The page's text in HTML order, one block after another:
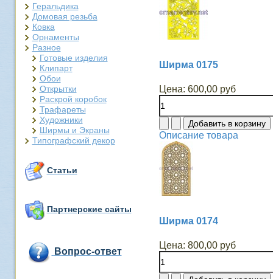
Геральдика
Домовая резьба
Ковка
Орнаменты
Разное
Готовые изделия
Клипарт
Обои
Открытки
Раскрой коробок
Трафареты
Художники
Ширмы и Экраны
Типографский декор
Статьи
Партнерские сайты
Вопрос-ответ
Ширма 0175
Цена: 600,00 руб
Описание товара
Ширма 0174
Цена: 800,00 руб